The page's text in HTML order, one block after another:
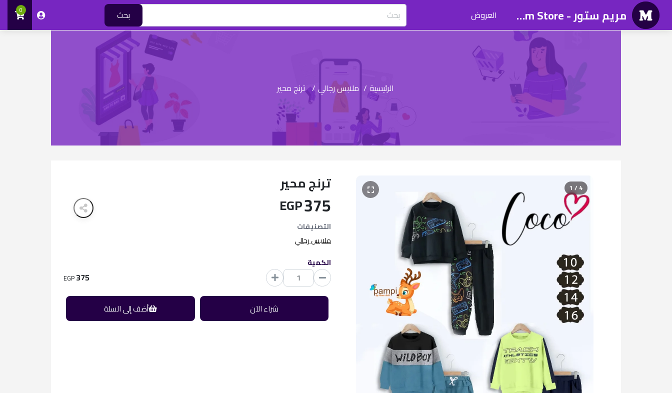
مريم ستور - Mariam Store العروض بحث 0
الرئيسية / ملابس رجالي / ترنج محير
1 / 4 ترنج محير
375
EGP
التصنيفات
ملابس رجالي
الكمية
375
EGP
شراء الآن أضف إلى السلة